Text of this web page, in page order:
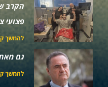
הקרב
פצועי
להמשך
גם
להמשך